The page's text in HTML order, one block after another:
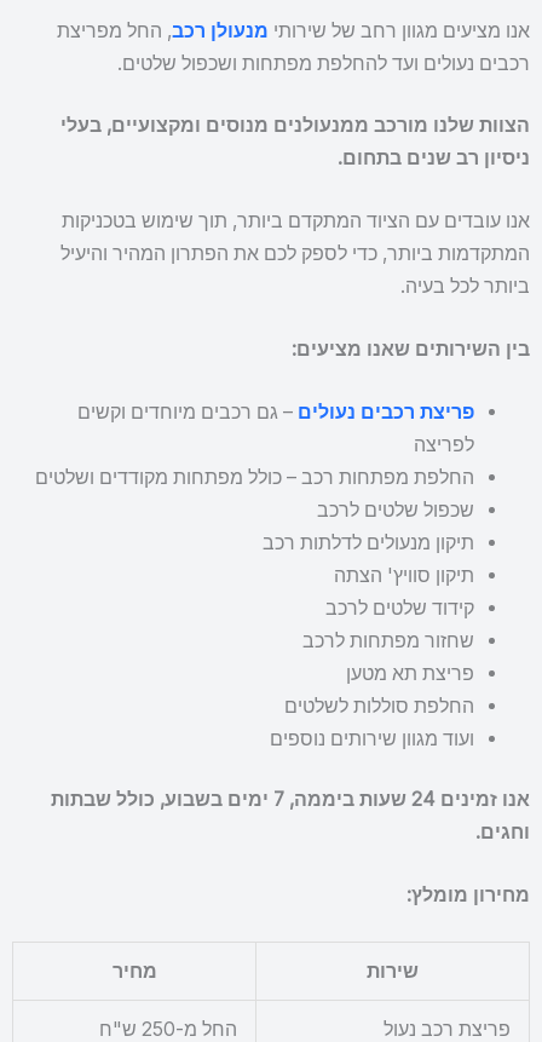
אנו מציעים מגוון רחב של שירותי מנעולן רכב, החל מפריצת
רכבים נעולים ועד להחלפת מפתחות ושכפול שלטים.
הצוות שלנו מורכב ממנעולנים מנוסים ומקצועיים, בעלי
ניסיון רב שנים בתחום.
אנו עובדים עם הציוד המתקדם ביותר, תוך שימוש בטכניקות
המתקדמות ביותר, כדי לספק לכם את הפתרון המהיר והיעיל
ביותר לכל בעיה.
בין השירותים שאנו מציעים:
פריצת רכבים נעולים – גם רכבים מיוחדים וקשים
לפריצה
החלפת מפתחות רכב – כולל מפתחות מקודדים ושלטים
שכפול שלטים לרכב
תיקון מנעולים לדלתות רכב
תיקון סוויץ' הצתה
קידוד שלטים לרכב
שחזור מפתחות לרכב
פריצת תא מטען
החלפת סוללות לשלטים
ועוד מגוון שירותים נוספים
אנו זמינים 24 שעות ביממה, 7 ימים בשבוע, כולל שבתות
וחגים.
מחירון מומלץ:
שירות מחיר
פריצת רכב נעול החל מ-250 ש"ח